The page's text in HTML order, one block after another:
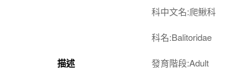
科中文名:爬鰍科
科名:Balitoridae
描述 發育階段:Adult